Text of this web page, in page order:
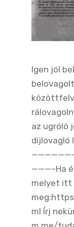
Igen jól
az ugróló
díjlovagló
———–Ha
melyet itt
ml Írj